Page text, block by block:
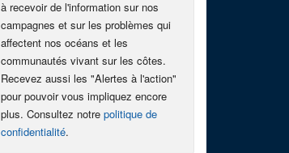
à recevoir de l'information sur nos
campagnes et sur les problèmes qui
affectent nos océans et les
communautés vivant sur les côtes.
Recevez aussi les "Alertes à l'action"
pour pouvoir vous impliquez encore
plus. Consultez notre politique de
confidentialité.